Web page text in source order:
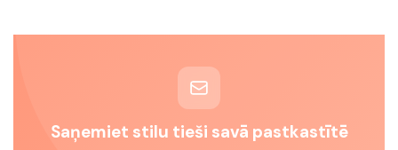
Saņemiet stilu tieši savā pastkastītē